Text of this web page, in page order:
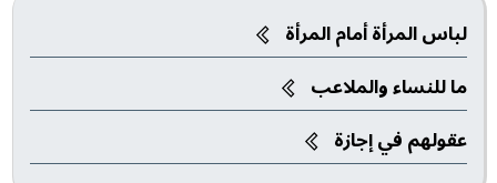
لباس المرأة أمام المرأة
ما للنساء والملاعب‎
عقولهم في إجازة